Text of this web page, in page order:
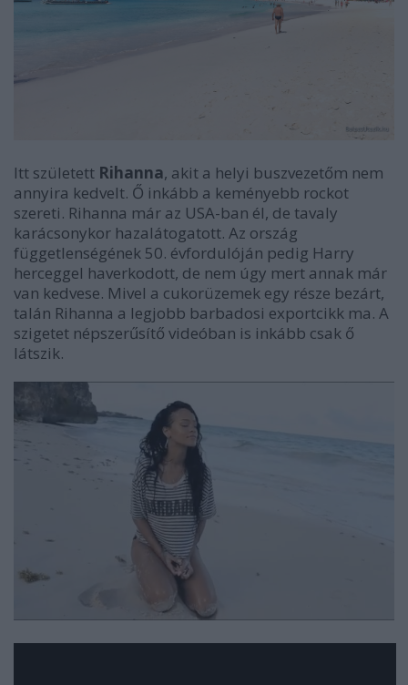
Itt született Rihanna, akit a helyi buszvezetőm nem
annyira kedvelt. Ő inkább a keményebb rockot
szereti. Rihanna már az USA-ban él, de tavaly
karácsonykor hazalátogatott. Az ország
függetlenségének 50. évfordulóján pedig Harry
herceggel haverkodott, de nem úgy mert annak már
van kedvese. Mivel a cukorüzemek egy része bezárt,
talán Rihanna a legjobb barbadosi exportcikk ma. A
szigetet népszerűsítő videóban is inkább csak ő
látszik.